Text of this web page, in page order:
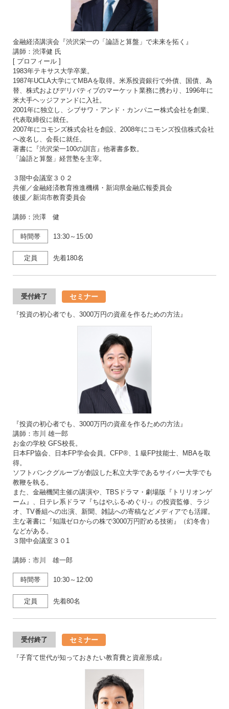
金融経済講演会『渋沢栄一の「論語と算盤」で未来を拓く』
講師：渋澤健 氏
[ プロフィール ]
1983年テキサス大学卒業。
1987年UCLA大学にてMBAを取得。米系投資銀行で外債、国債、為
替、株式およびデリバティブのマーケット業務に携わり、1996年に
米大手ヘッジファンドに入社。
2001年に独立し、シブサワ・アンド・カンパニー株式会社を創業、
代表取締役に就任。
2007年にコモンズ株式会社を創設、2008年にコモンズ投信株式会社
へ改名し、会長に就任。
著書に『渋沢栄一100の訓言』他著書多数。
「論語と算盤」経営塾を主宰。
３階中会議室３０２
共催／金融経済教育推進機構・新潟県金融広報委員会
後援／新潟市教育委員会
講師：渋澤 健
時間帯 13:30～15:00
定員 先着180名
受付終了 セミナー
『投資の初心者でも、3000万円の資産を作るための方法』
『投資の初心者でも、3000万円の資産を作るための方法』
講師：市川 雄一郎
お金の学校 GFS校長。
日本FP協会、日本FP学会会員。CFP®、1 級FP技能士、MBAを取
得。
ソフトバンクグループが創設した私立大学であるサイバー大学でも
教鞭を執る。
また、金融機関主催の講演や、TBSドラマ・劇場版『トリリオンゲ
ーム』、日テレ系ドラマ『ちはやふる-めぐり-』の投資監修、ラジ
オ、TV番組への出演、新聞、雑誌への寄稿などメディアでも活躍。
主な著書に『知識ゼロからの株で3000万円貯める技術』（幻冬舎）
などがある。
３階中会議室３０1
講師：市川 雄一郎
時間帯 10:30～12:00
定員 先着80名
受付終了 セミナー
『子育て世代が知っておきたい教育費と資産形成』